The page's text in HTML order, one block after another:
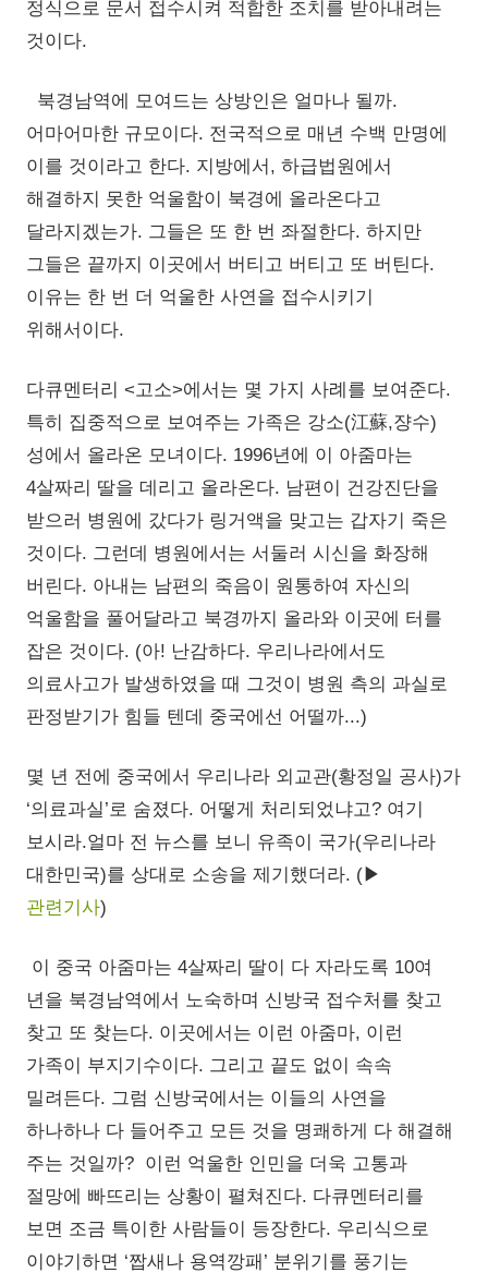
정식으로 문서 접수시켜 적합한 조치를 받아내려는
것이다.
북경남역에 모여드는 상방인은 얼마나 될까.
어마어마한 규모이다. 전국적으로 매년 수백 만명에
이를 것이라고 한다. 지방에서, 하급법원에서
해결하지 못한 억울함이 북경에 올라온다고
달라지겠는가. 그들은 또 한 번 좌절한다. 하지만
그들은 끝까지 이곳에서 버티고 버티고 또 버틴다.
이유는 한 번 더 억울한 사연을 접수시키기
위해서이다.
다큐멘터리 <고소>에서는 몇 가지 사례를 보여준다.
특히 집중적으로 보여주는 가족은 강소(江蘇,쟝수)
성에서 올라온 모녀이다. 1996년에 이 아줌마는
4살짜리 딸을 데리고 올라온다. 남편이 건강진단을
받으러 병원에 갔다가 링거액을 맞고는 갑자기 죽은
것이다. 그런데 병원에서는 서둘러 시신을 화장해
버린다. 아내는 남편의 죽음이 원통하여 자신의
억울함을 풀어달라고 북경까지 올라와 이곳에 터를
잡은 것이다. (아! 난감하다. 우리나라에서도
의료사고가 발생하였을 때 그것이 병원 측의 과실로
판정받기가 힘들 텐데 중국에선 어떨까...)
몇 년 전에 중국에서 우리나라 외교관(황정일 공사)가
‘의료과실’로 숨졌다. 어떻게 처리되었냐고? 여기
보시라.얼마 전 뉴스를 보니 유족이 국가(우리나라
대한민국)를 상대로 소송을 제기했더라. (▶
관련기사)
이 중국 아줌마는 4살짜리 딸이 다 자라도록 10여
년을 북경남역에서 노숙하며 신방국 접수처를 찾고
찾고 또 찾는다. 이곳에서는 이런 아줌마, 이런
가족이 부지기수이다. 그리고 끝도 없이 속속
밀려든다. 그럼 신방국에서는 이들의 사연을
하나하나 다 들어주고 모든 것을 명쾌하게 다 해결해
주는 것일까? 이런 억울한 인민을 더욱 고통과
절망에 빠뜨리는 상황이 펼쳐진다. 다큐멘터리를
보면 조금 특이한 사람들이 등장한다. 우리식으로
이야기하면 ‘짭새나 용역깡패’ 분위기를 풍기는